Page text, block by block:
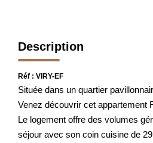
Description
Réf : VIRY-EF
Située dans un quartier
Venez découvrir cet appartement
Le logement offre des volumes
séjour avec son coin cuisine de